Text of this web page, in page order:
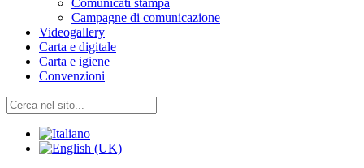
Comunicati stampa
Campagne di comunicazione
Videogallery
Carta e digitale
Carta e igiene
Convenzioni